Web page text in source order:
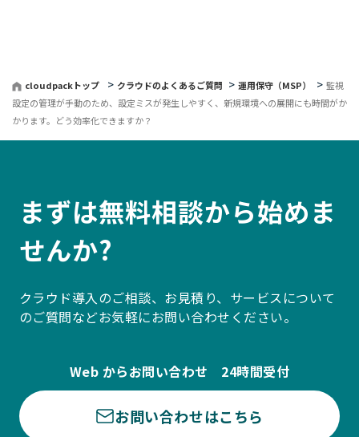
cloudpackトップ クラウドのよくあるご質問 運用保守（MSP）
監視
設定の管理が手動のため、設定ミスが発生しやすく、新規環境への展開にも時間がか
かります。どう効率化できますか？
まずは無料相談から始めま
せんか?
クラウド導入のご相談、お見積り、サービスについて
のご質問などお気軽にお問い合わせください。
Web からお問い合わせ 24時間受付
お問い合わせはこちら